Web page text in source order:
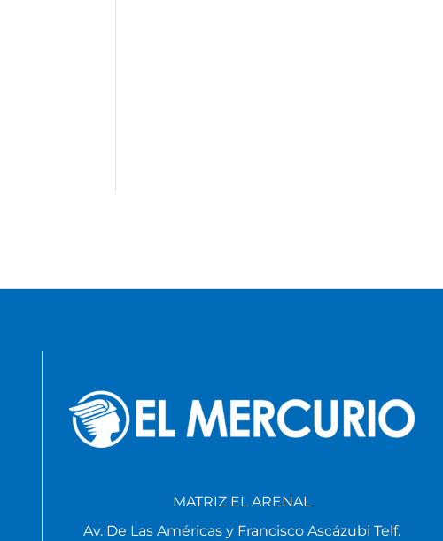
MATRIZ EL ARENAL
Av. De Las Américas y Francisco Ascázubi Telf.